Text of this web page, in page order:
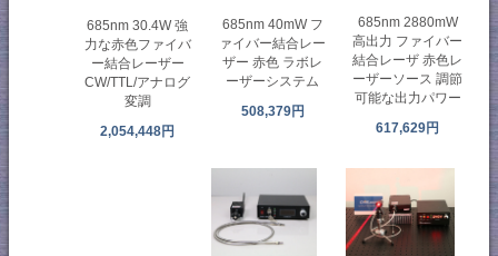
685nm 30.4W 強
力な赤色ファイバ
ー結合レーザー
CW/TTL/アナログ
変調
2,054,448円
685nm 40mW フ
ァイバー結合レー
ザー 赤色 ラボレ
ーザーシステム
508,379円
685nm 2880mW
高出力 ファイバー
結合レーザ 赤色レ
ーザーソース 調節
可能な出力パワー
617,629円